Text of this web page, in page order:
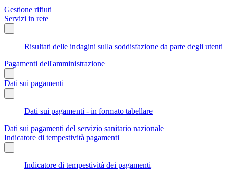
Gestione rifiuti
Servizi in rete
Risultati delle indagini sulla soddisfazione da parte degli utenti
Pagamenti dell'amministrazione
Dati sui pagamenti
Dati sui pagamenti - in formato tabellare
Dati sui pagamenti del servizio sanitario nazionale
Indicatore di tempestività pagamenti
Indicatore di tempestività dei pagamenti